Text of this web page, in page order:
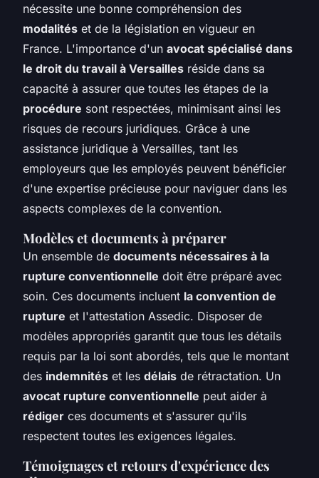
nécessite une bonne compréhension des
modalités et de la législation en vigueur en
France. L'importance d'un avocat spécialisé dans
le droit du travail à Versailles réside dans sa
capacité à assurer que toutes les étapes de la
procédure sont respectées, minimisant ainsi les
risques de recours juridiques. Grâce à une
assistance juridique à Versailles, tant les
employeurs que les employés peuvent bénéficier
d'une expertise précieuse pour naviguer dans les
aspects complexes de la convention.
Modèles et documents à préparer
Un ensemble de documents nécessaires à la
rupture conventionnelle doit être préparé avec
soin. Ces documents incluent la convention de
rupture et l'attestation Assedic. Disposer de
modèles appropriés garantit que tous les détails
requis par la loi sont abordés, tels que le montant
des indemnités et les délais de rétractation. Un
avocat rupture conventionnelle peut aider à
rédiger ces documents et s'assurer qu'ils
respectent toutes les exigences légales.
Témoignages et retours d'expérience des